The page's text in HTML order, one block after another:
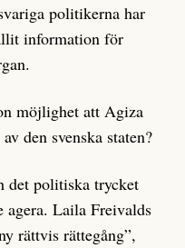
politikerna har
information för
möjlighet att Agiza
den svenska staten?
det politiska trycket
agera. Laila Freivalds
rättvis rättegång”,